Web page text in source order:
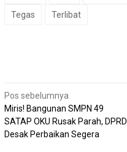
Tegas Terlibat
Navigasi
pos
Pos sebelumnya
Miris! Bangunan SMPN 49
SATAP OKU Rusak Parah, DPRD
Desak Perbaikan Segera